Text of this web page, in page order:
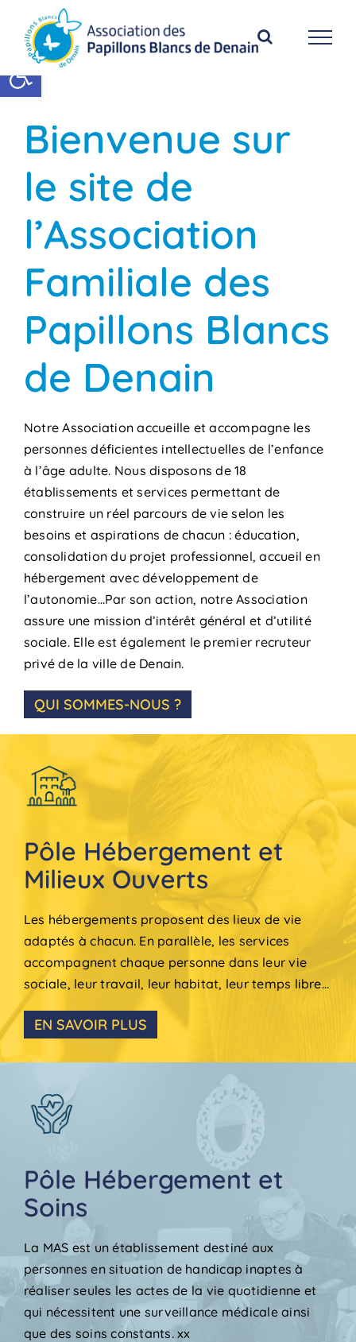
Ouvrir la barre d’outils
contenu
Bienvenue sur
le site de
l’Association
Familiale des
Papillons Blancs
de Denain
Notre Association accueille et accompagne les
personnes déficientes intellectuelles de l’enfance
à l’âge adulte. Nous disposons de 18
établissements et services permettant de
construire un réel parcours de vie selon les
besoins et aspirations de chacun : éducation,
consolidation du projet professionnel, accueil en
hébergement avec développement de
l’autonomie…Par son action, notre Association
assure une mission d’intérêt général et d’utilité
sociale. Elle est également le premier recruteur
privé de la ville de Denain.
QUI SOMMES-NOUS ?
Pôle Hébergement et
Milieux Ouverts
Les hébergements proposent des lieux de vie
adaptés à chacun. En parallèle, les services
accompagnent chaque personne dans leur vie
sociale, leur travail, leur habitat, leur temps libre…
EN SAVOIR PLUS
Pôle Hébergement et
Soins
La MAS est un établissement destiné aux
personnes en situation de handicap inaptes à
réaliser seules les actes de la vie quotidienne et
qui nécessitent une surveillance médicale ainsi
que des soins constants. xx